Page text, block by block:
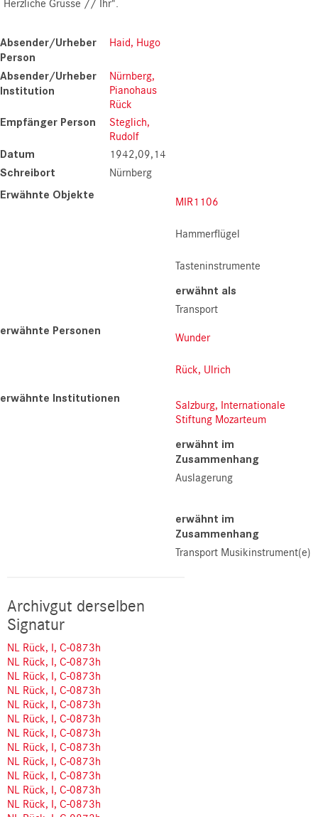
Herzliche Grüsse // Ihr".
Absender/Urheber
Person
Haid, Hugo
Absender/Urheber
Institution
Nürnberg,
Pianohaus
Rück
Empfänger Person
Steglich,
Rudolf
Datum 1942,09,14
Schreibort Nürnberg
Erwähnte Objekte MIR1106
Hammerflügel
Tasteninstrumente
erwähnt als
Transport
erwähnte Personen Wunder
Rück, Ulrich
erwähnte Institutionen
Salzburg, Internationale
Stiftung Mozarteum
erwähnt im
Zusammenhang
Auslagerung
erwähnt im
Zusammenhang
Transport Musikinstrument(e)
Archivgut derselben
Signatur
NL Rück, I, C-0873h
NL Rück, I, C-0873h
NL Rück, I, C-0873h
NL Rück, I, C-0873h
NL Rück, I, C-0873h
NL Rück, I, C-0873h
NL Rück, I, C-0873h
NL Rück, I, C-0873h
NL Rück, I, C-0873h
NL Rück, I, C-0873h
NL Rück, I, C-0873h
NL Rück, I, C-0873h